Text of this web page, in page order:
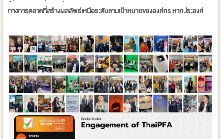
ทางการตลาดที่สร้างผลลัพธ์เหนือระดับตามเป้าหมายขององค์กร หากประสงค์